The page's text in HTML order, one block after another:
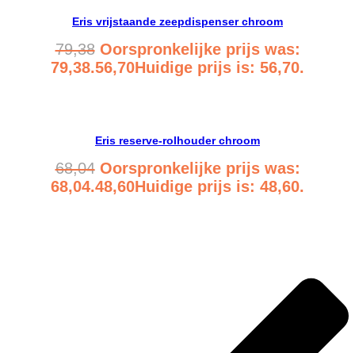
Eris vrijstaande zeepdispenser chroom
79,38 Oorspronkelijke prijs was:
79,38.56,70Huidige prijs is: 56,70.
Eris reserve-rolhouder chroom
68,04 Oorspronkelijke prijs was:
68,04.48,60Huidige prijs is: 48,60.